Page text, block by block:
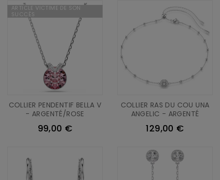
COLLIER PENDENTIF BELLA V
- ARGENTÉ/ROSE
99,00 €
ARTICLE VICTIME DE SON
SUCCÈS
COLLIER RAS DU COU UNA
ANGELIC - ARGENTÉ
129,00 €